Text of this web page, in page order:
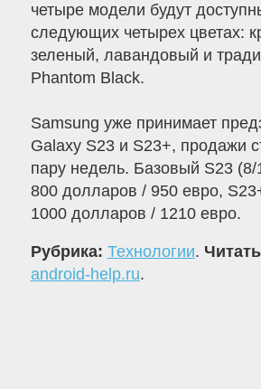
четыре модели будут
следующих четырех цветах:
зеленый, лавандовый и
Phantom Black.
Samsung уже принимает
Galaxy S23 и S23+, продажи
пару недель. Базовый S23 (8/
800 долларов / 950 евро,
1000 долларов / 1210 евро.
Рубрика: Технологии.
android-help.ru.